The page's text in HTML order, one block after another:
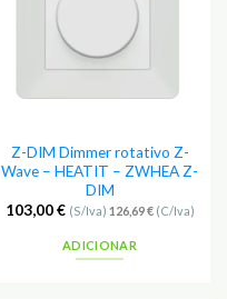
Z-DIM Dimmer rotativo Z-
Wave – HEATIT – ZWHEA Z-
DIM
103,00€ (S/Iva) 126,69€(C/Iva)
ADICIONAR